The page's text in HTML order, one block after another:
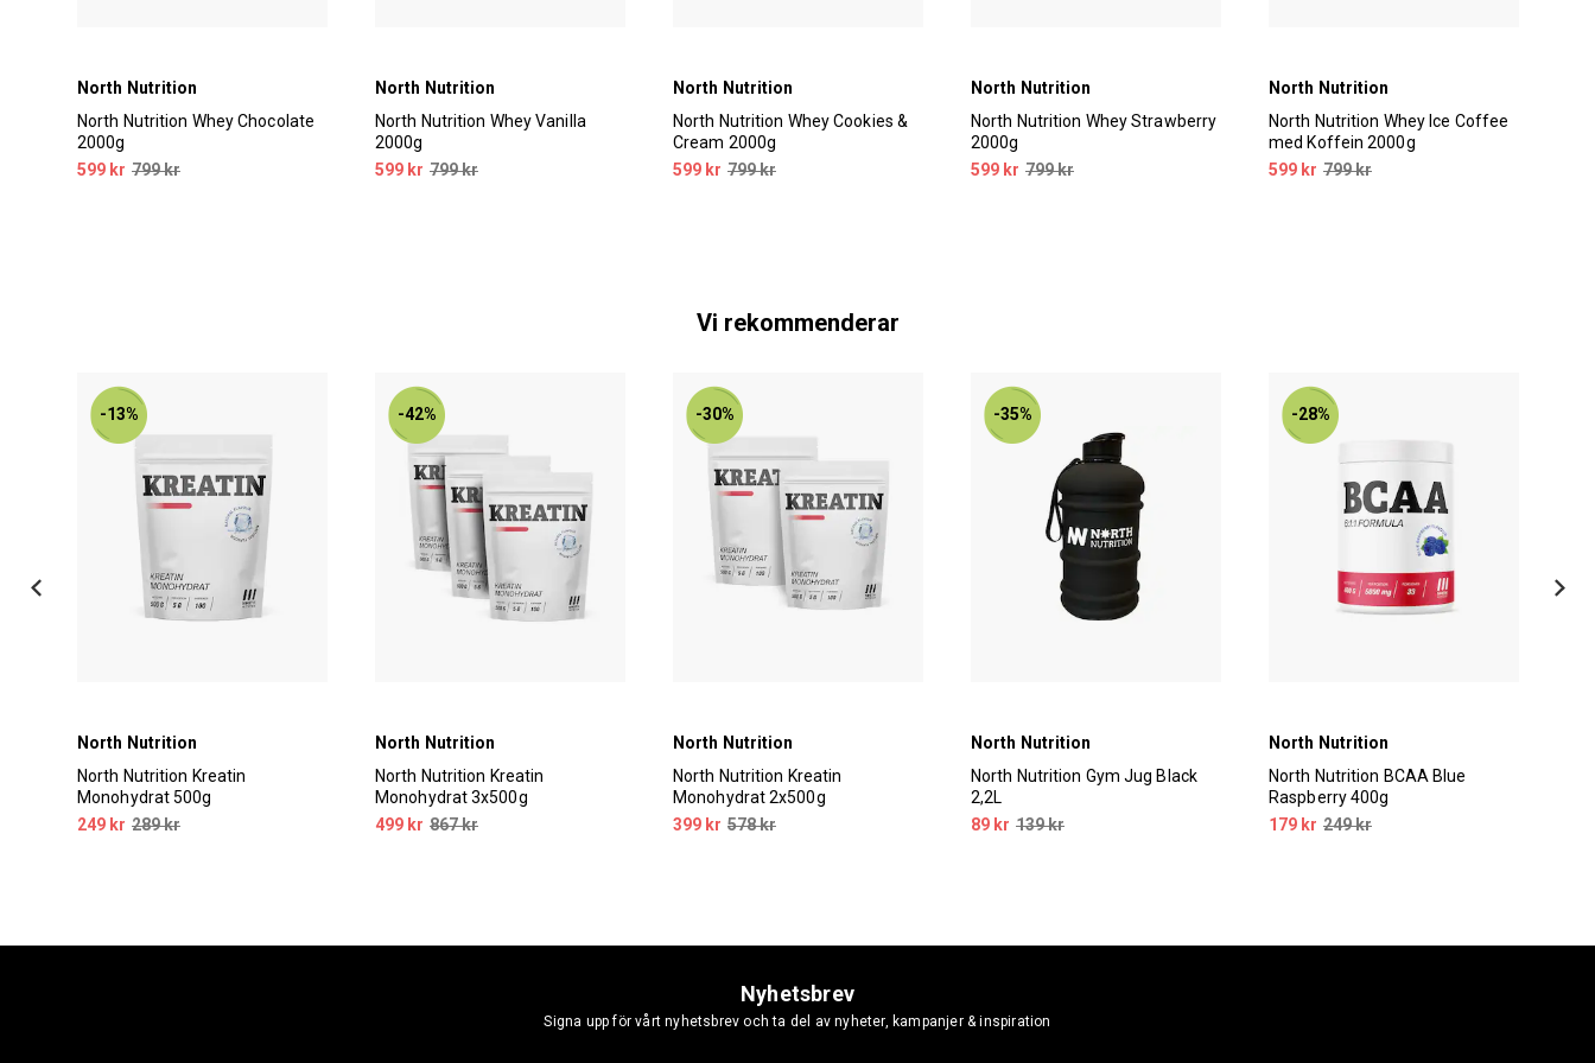
North Nutrition
North Nutrition Whey Chocolate
2000g
599 kr 799 kr
North Nutrition
North Nutrition Whey Vanilla
2000g
599 kr 799 kr
North Nutrition
North Nutrition Whey Cookies &
Cream 2000g
599 kr 799 kr
North Nutrition
North Nutrition Whey Strawberry
2000g
599 kr 799 kr
North Nutrition
North Nutrition Whey Ice Coffee
med Koffein 2000g
599 kr 799 kr
Vi rekommenderar
-13%
North Nutrition
North Nutrition Kreatin
Monohydrat 500g
249 kr 289 kr
-42%
North Nutrition
North Nutrition Kreatin
Monohydrat 3x500g
499 kr 867 kr
-30%
North Nutrition
North Nutrition Kreatin
Monohydrat 2x500g
399 kr 578 kr
-35%
North Nutrition
North Nutrition Gym Jug Black
2,2L
89 kr 139 kr
-28%
North Nutrition
North Nutrition BCAA Blue
Raspberry 400g
179 kr 249 kr
Nyhetsbrev
Signa upp för vårt nyhetsbrev och ta del av nyheter, kampanjer & inspiration